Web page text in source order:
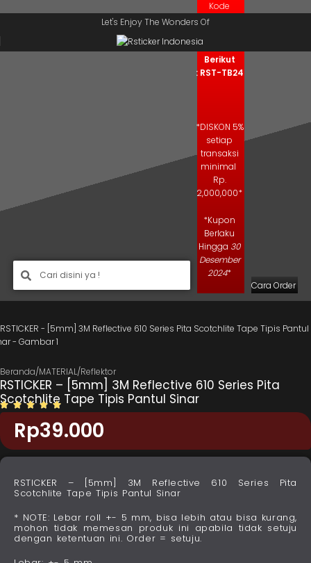
Let's Enjoy The Wonders Of
Kode
Kupon
Salin Kode
Berikut
: RST-TB24
*DISKON 5%
setiap
transaksi
minimal
Rp.
2,000,000*
*Kupon
Berlaku
Hingga 30
Desember
2024*
Cara Order
Beranda/MATERIAL/Reflektor
RSTICKER – [5mm] 3M Reflective 610 Series Pita
Scotchlite Tape Tipis Pantul Sinar
Rp39.000
RSTICKER – [5mm] 3M Reflective 610 Series Pita
Scotchlite Tape Tipis Pantul Sinar
* NOTE: Lebar roll +- 5 mm, bisa lebih atau bisa kurang,
mohon tidak memesan produk ini apabila tidak setuju
dengan ketentuan ini. Order = setuju.